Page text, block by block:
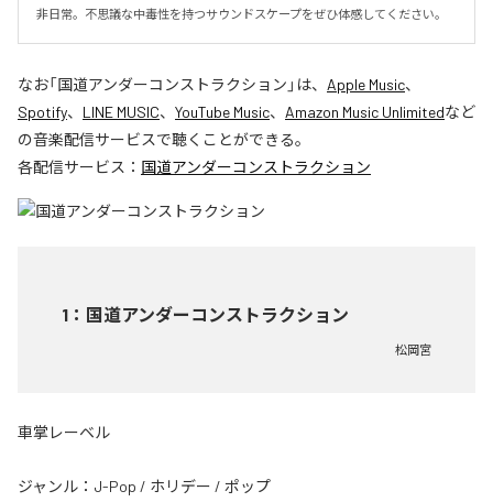
非日常。不思議な中毒性を持つサウンドスケープをぜひ体感してください。
なお「国道アンダーコンストラクション 」は、 Apple Music、
Spotify、 LINE MUSIC、 YouTube Music、 Amazon Music Unlimitedなど
の音楽配信サービスで聴くことができる。
各配信サービス： 国道アンダーコンストラクション
1 ： 国道アンダーコンストラクション
松岡宮
車掌レーベル
ジャンル： J-Pop / ホリデー / ポップ